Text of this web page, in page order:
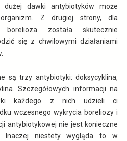
dużej dawki antybiotyków może
Z drugiej strony, dla
została skutecznie
się z chwilowymi działaniami
są trzy antybiotyki: doksycyklina,
Szczegółowych informacji na
każdego z nich udzieli ci
wczesnego wykrycia boreliozy i
antybiotykowej nie jest konieczne
Inaczej niestety wygląda to w